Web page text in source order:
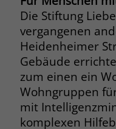
Die Stiftung
vergangenen
Heidenheimer
Gebäude
zum einen ein
Wohngruppen
mit
komplexen
Laufzeit 1
Zweck
Behält
zum
Name __cf_bm
Zweck
um die
zu
Name _gcl_au